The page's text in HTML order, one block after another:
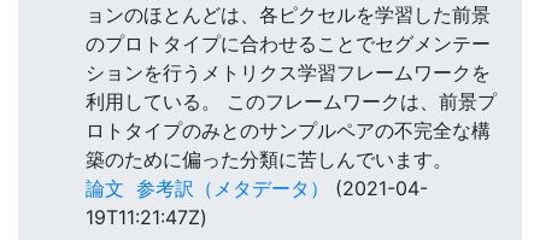
ョンのほとんどは、各ピクセルを学習した前景
のプロトタイプに合わせることでセグメンテー
ションを行うメトリクス学習フレームワークを
利用している。 このフレームワークは、前景プ
ロトタイプのみとのサンプルペアの不完全な構
築のために偏った分類に苦しんでいます。
論文 参考訳（メタデータ）
(2021-04-
19T11:21:47Z)